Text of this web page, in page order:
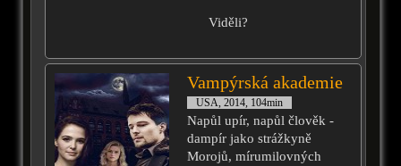
Viděli?
Vampýrská akademie
USA, 2014, 104min
Napůl upír, napůl člověk -
dampír jako strážkyně
Morojů, mírumilovných